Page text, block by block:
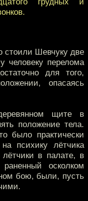
стоили Шевчуку две
человеку перелома
для того,
опасаясь
щите в
положение тела.
было практически
психику лётчика
в палате, в
осколком
бою, были, пусть